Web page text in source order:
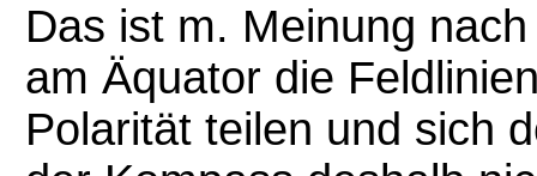
Das ist m. Meinung
am Äquator die
Polarität teilen und sich